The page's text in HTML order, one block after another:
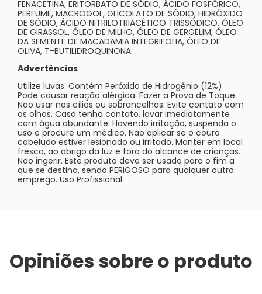
FENACETINA, ERITORBATO DE SÓDIO, ÁCIDO FOSFÓRICO,
PERFUME, MACROGOL, GLICOLATO DE SÓDIO, HIDRÓXIDO
DE SÓDIO, ÁCIDO NITRILOTRIACÉTICO TRISSÓDICO, ÓLEO
DE GIRASSOL, ÓLEO DE MILHO, ÓLEO DE GERGELIM, ÓLEO
DA SEMENTE DE MACADAMIA INTEGRIFOLIA, ÓLEO DE
OLIVA, T-BUTILIDROQUINONA.
Advertências
Utilize luvas. Contém Peróxido de Hidrogênio (12%).
Pode causar reação alérgica. Fazer a Prova de Toque.
Não usar nos cílios ou sobrancelhas. Evite contato com
os olhos. Caso tenha contato, lavar imediatamente
com água abundante. Havendo irritação, suspenda o
uso e procure um médico. Não aplicar se o couro
cabeludo estiver lesionado ou irritado. Manter em local
fresco, ao abrigo da luz e fora do alcance de crianças.
Não ingerir. Este produto deve ser usado para o fim a
que se destina, sendo PERIGOSO para qualquer outro
emprego. Uso Profissional.
Opiniões sobre o produto